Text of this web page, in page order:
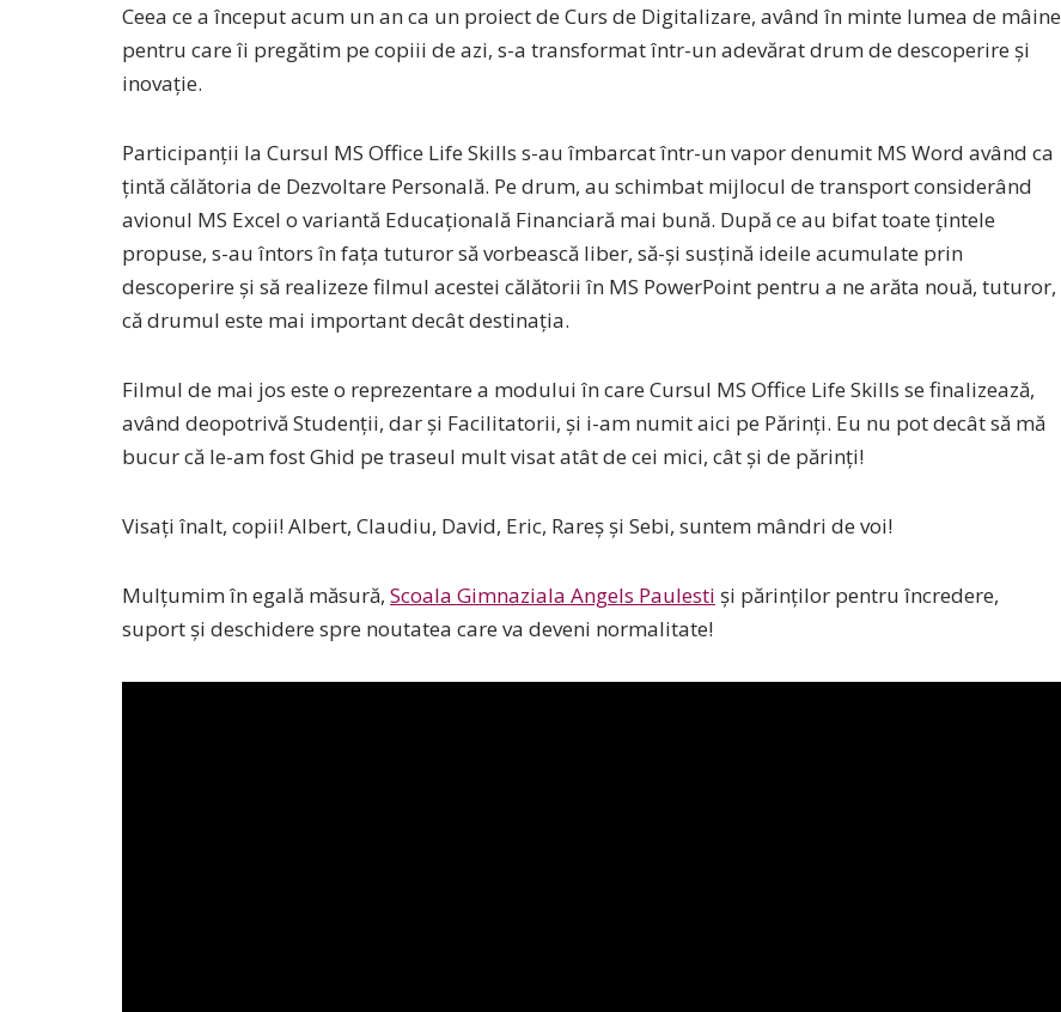
Ceea ce a început acum un an ca un proiect de Curs de Digitalizare, având în minte lumea de mâine
pentru care îi pregătim pe copiii de azi, s-a transformat într-un adevărat drum de descoperire și
inovație.
Participanții la Cursul MS Office Life Skills s-au îmbarcat într-un vapor denumit MS Word având ca
țintă călătoria de Dezvoltare Personală. Pe drum, au schimbat mijlocul de transport considerând
avionul MS Excel o variantă Educațională Financiară mai bună. După ce au bifattoate țintele
propuse, s-au întors în fața tuturor să vorbească liber, să-și susțină ideile acumulate prin
descoperire și să realizeze filmul acestei călătorii în MS PowerPoint pentru a ne arăta nouă, tuturor,
că drumul este mai important decât destinația.
Filmul de mai jos este o reprezentare a modului în care Cursul MS Office Life Skills se finalizează,
având deopotrivă Studenții, dar și Facilitatorii, și i-am numit aici pe Părinți. Eu nu pot decât să mă
bucur că le-am fost Ghid pe traseul mult visat atât de cei mici, cât și de părinți!
Visați înalt, copii! Albert, Claudiu, David, Eric, Rareș și Sebi, suntem mândri de voi!
Mulțumim în egală măsură, Scoala Gimnaziala Angels Paulesti și părinților pentru încredere,
suport și deschidere spre noutatea care va deveni normalitate!